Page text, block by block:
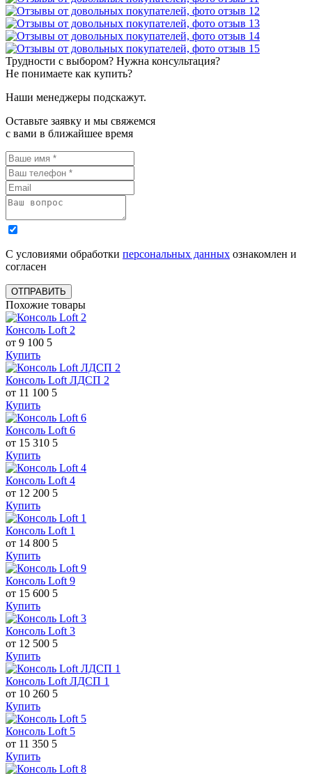
Трудности с выбором? Нужна консультация?
Не понимаете как купить?
Наши менеджеры подскажут.
Оставьте заявку и мы свяжемся
с вами в ближайшее время
С условиями обработки персональных данных ознакомлен и
согласен
ОТПРАВИТЬ
Похожие товары
Консоль Loft 2
от 9 100 5
Купить
Консоль Loft ЛДСП 2
от 11 100 5
Купить
Консоль Loft 6
от 15 310 5
Купить
Консоль Loft 4
от 12 200 5
Купить
Консоль Loft 1
от 14 800 5
Купить
Консоль Loft 9
от 15 600 5
Купить
Консоль Loft 3
от 12 500 5
Купить
Консоль Loft ЛДСП 1
от 10 260 5
Купить
Консоль Loft 5
от 11 350 5
Купить